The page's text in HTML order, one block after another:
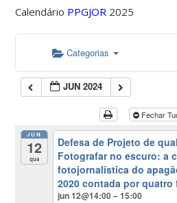
Calendário PPGJOR 2025
Categorias
JUN 2024
Fechar
JUN
12
qua
Defesa de Projeto de
Fotografar no escuro: a
fotojornalística do
2020 contada por
jun 12@14:00 – 15:00